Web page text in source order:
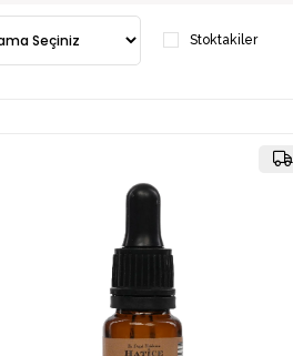
Stoktakiler